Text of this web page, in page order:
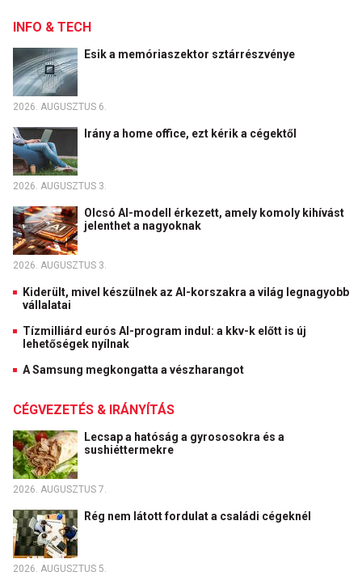
INFO & TECH
Esik a memóriaszektor sztárrészvénye
2026. AUGUSZTUS 6.
Irány a home office, ezt kérik a cégektől
2026. AUGUSZTUS 3.
Olcsó AI-modell érkezett, amely komoly kihívást
jelenthet a nagyoknak
2026. AUGUSZTUS 3.
Kiderült, mivel készülnek az AI-korszakra a világ legnagyobb
vállalatai
Tízmilliárd eurós AI-program indul: a kkv-k előtt is új
lehetőségek nyílnak
A Samsung megkongatta a vészharangot
CÉGVEZETÉS & IRÁNYÍTÁS
Lecsap a hatóság a gyrososokra és a
sushiéttermekre
2026. AUGUSZTUS 7.
Rég nem látott fordulat a családi cégeknél
2026. AUGUSZTUS 5.